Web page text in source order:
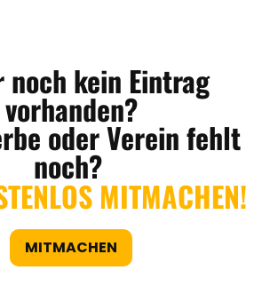
noch kein Eintrag
vorhanden?
oder Verein fehlt
noch?
MITMACHEN!
MITMACHEN